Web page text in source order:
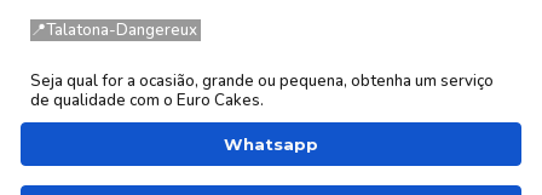
📍Talatona-Dangereux
Seja qual for a ocasião, grande ou pequena, obtenha um serviço
de qualidade como Euro Cakes.
Whatsapp